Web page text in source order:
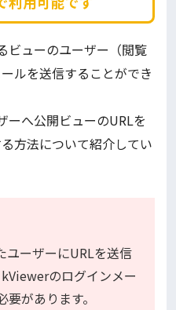
ビューのユーザー（閲覧
ルを送信することができ
ーへ公開ビューのURLを
方法について紹介してい
ユーザーにURLを送信
のログインメー
があります。